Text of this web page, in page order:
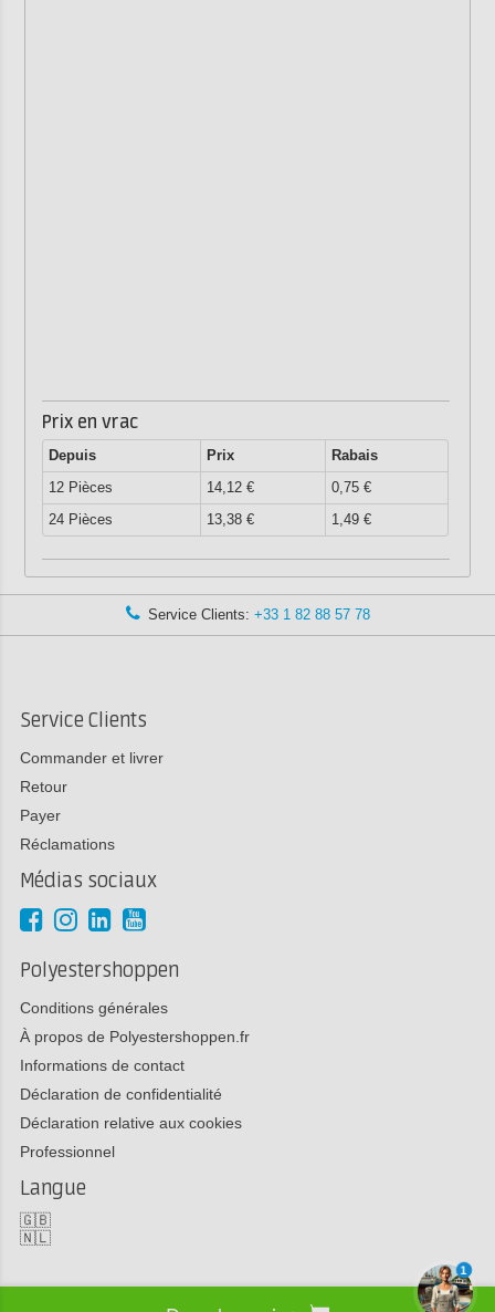
Prix en vrac
Depuis Prix
Rabais
12 Pièces
14,12 €
0,75 €
24 Pièces
13,38 € 1,49 €
Service Clients: +33 1 82 88 57 78
Service Clients
Commander et livrer
Retour
Payer
Réclamations
Médias sociaux
Polyestershoppen
Conditions générales
À propos de Polyestershoppen.fr
Informations de contact
Déclaration de confidentialité
Déclaration relative aux cookies
Professionnel
Langue
🇬🇧
🇳🇱
1